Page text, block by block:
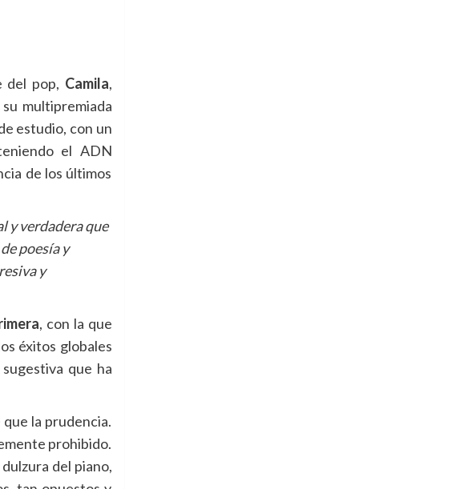
del pop, Camila,
su multipremiada
estudio, con un
el ADN
de los últimos
y verdadera que
poesía y
y
, con la que
éxitos globales
que ha
la prudencia.
prohibido.
del piano,